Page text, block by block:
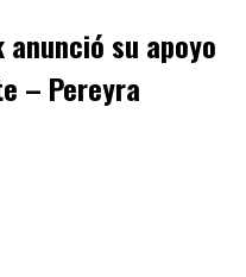
su apoyo
– Pereyra